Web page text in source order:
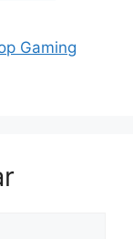
Gaming